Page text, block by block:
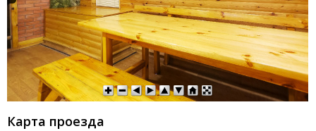
Карта проезда